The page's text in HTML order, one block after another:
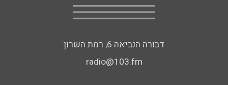
דבורה הנביאה 6, רמת השרון
radio@103.fm